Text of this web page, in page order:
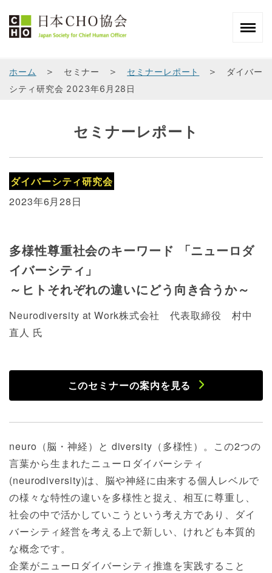
ホーム ＞ セミナー ＞ セミナーレポート ＞
ダイバー
シティ研究会 2023年6月28日
セミナーレポート
ダイバーシティ研究会
2023年6月28日
多様性尊重社会のキーワード 「ニューロダ
イバーシティ」
～ヒトそれぞれの違いにどう向き合うか～
Neurodiversity at Work株式会社 代表取締役 村中
直人 氏
このセミナーの案内を見る
neuro（脳・神経）と diversity（多様性）。この2つの
言葉から生まれたニューロダイバーシティ
(neurodiversity)は、脳や神経に由来する個人レベルで
の様々な特性の違いを多様性と捉え、相互に尊重し、
社会の中で活かしていこうという考え方であり、ダイ
バーシティ経営を考える上で新しい、けれども本質的
な概念です。
企業がニューロダイバーシティ推進を実践すること